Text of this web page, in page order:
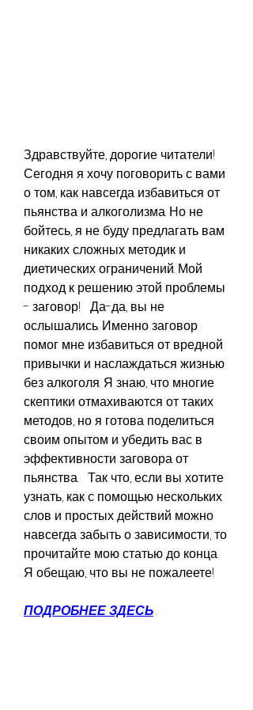
Здравствуйте, дорогие читатели!
Сегодня я хочу поговорить с вами
о том, как навсегда избавиться от
пьянства и алкоголизма. Но не
бойтесь, я не буду предлагать вам
никаких сложных методик и
диетических ограничений. Мой
подход к решению этой проблемы
- заговор!   Да-да, вы не
ослышались. Именно заговор
помог мне избавиться от вредной
привычки и наслаждаться жизнью
без алкоголя. Я знаю, что многие
скептики отмахиваются от таких
методов, но я готова поделиться
своим опытом и убедить вас в
эффективности заговора от
пьянства.   Так что, если вы хотите
узнать, как с помощью нескольких
слов и простых действий можно
навсегда забыть о зависимости, то
прочитайте мою статью до конца.
Я обещаю, что вы не пожалеете!
ПОДРОБНЕЕ ЗДЕСЬ